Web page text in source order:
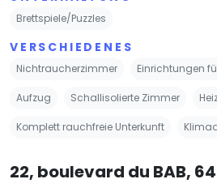
Brettspiele/Puzzles
VERSCHIEDENES
Nichtraucherzimmer Einrichtungen
Aufzug Schallisolierte Zimmer
Komplett rauchfreie Unterkunft
22, boulevard du BAB,